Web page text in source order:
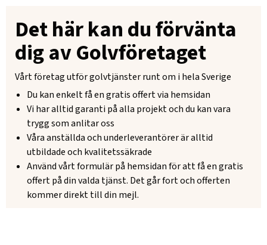
Det här kan du förvänta
dig av Golvföretaget
Vårt företag utför golvtjänster runt om i hela Sverige
Du kan enkelt få en gratis offert via hemsidan
Vi har alltid garanti på alla projekt och du kan vara
trygg som anlitar oss
Våra anställda och underleverantörer är alltid
utbildade och kvalitetssäkrade
Använd vårt formulär på hemsidan för att få en gratis
offert på din valda tjänst. Det går fort och offerten
kommer direkt till din mejl.